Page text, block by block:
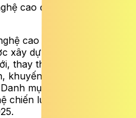
cao được đề xuất
cao được đưa vào danh
xây dựng nhằm cập nhật
thay thế cho Danh mục
khuyến khích phát triển
mục công nghệ chiến
chiến lược (Quyết định